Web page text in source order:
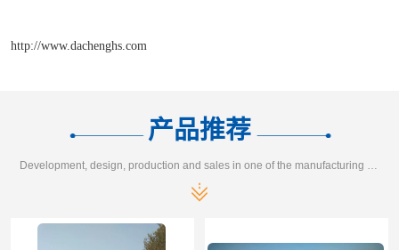
http://www.dachenghs.com
产品推荐